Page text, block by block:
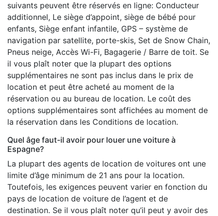
suivants peuvent être réservés en ligne: Conducteur
additionnel, Le siège d’appoint, siège de bébé pour
enfants, Siège enfant infantile, GPS – système de
navigation par satellite, porte-skis, Set de Snow Chain,
Pneus neige, Accès Wi-Fi, Bagagerie / Barre de toit. Se
il vous plaît noter que la plupart des options
supplémentaires ne sont pas inclus dans le prix de
location et peut être acheté au moment de la
réservation ou au bureau de location. Le coût des
options supplémentaires sont affichées au moment de
la réservation dans les Conditions de location.
Quel âge faut-il avoir pour louer une voiture à
Espagne?
La plupart des agents de location de voitures ont une
limite d’âge minimum de 21 ans pour la location.
Toutefois, les exigences peuvent varier en fonction du
pays de location de voiture de l’agent et de
destination. Se il vous plaît noter qu’il peut y avoir des